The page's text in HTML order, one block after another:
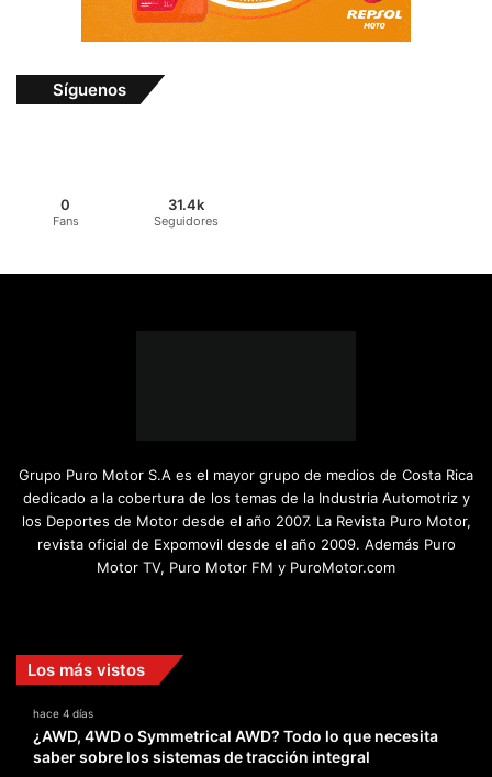
Síguenos
0
Fans
31.4k
Seguidores
Grupo Puro Motor S.A es el mayor grupo de medios de Costa Rica
dedicado a la cobertura de los temas de la Industria Automotriz y
los Deportes de Motor desde el año 2007. La Revista Puro Motor,
revista oficial de Expomovil desde el año 2009. Además Puro
Motor TV, Puro Motor FM y PuroMotor.com
Los más vistos
hace 4 días
¿AWD, 4WD o Symmetrical AWD? Todo lo que necesita
saber sobre los sistemas de tracción integral